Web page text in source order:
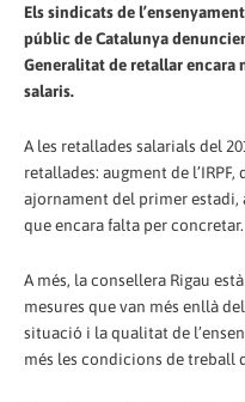
Els sindicats de l’ensenyament
públic de Catalunya
Generalitat de retallar encara
salaris.
A les retallades salarials del
retallades: augment de
ajornament del primer estadi,
que encara falta per concretar.
A més, la consellera Rigau
mesures que van més enllà
situació i la qualitat de
més les condicions de treball